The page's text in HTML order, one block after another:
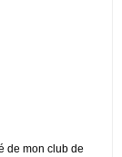
de mon club de